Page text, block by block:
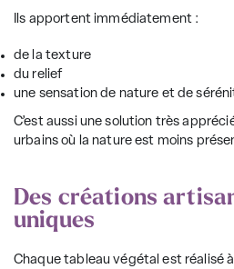
Ils apportent immédiatement :
de la texture
du relief
une sensation de nature et de
C’est aussi une solution très
urbains où la nature est moins
Des créations
uniques
Chaque tableau végétal est réalisé